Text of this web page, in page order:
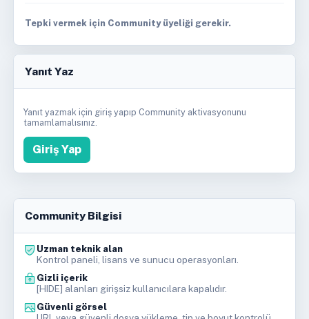
Tepki vermek için Community üyeliği gerekir.
Yanıt Yaz
Yanıt yazmak için giriş yapıp Community aktivasyonunu
tamamlamalısınız.
Giriş Yap
Community Bilgisi
Uzman teknik alan
Kontrol paneli, lisans ve sunucu operasyonları.
Gizli içerik
[HIDE] alanları girişsiz kullanıcılara kapalıdır.
Güvenli görsel